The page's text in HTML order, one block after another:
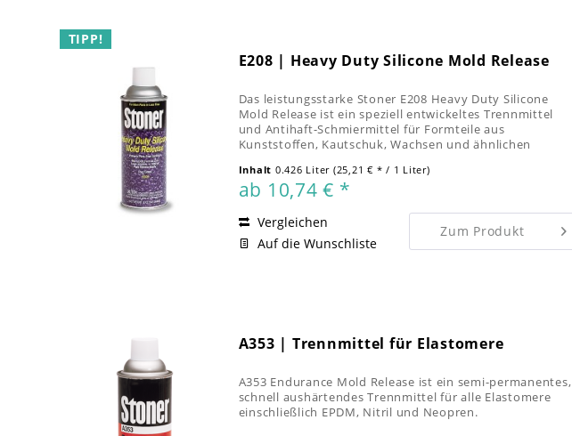
TIPP!
E208 | Heavy Duty Silicone Mold Release
Das leistungsstarke Stoner E208 Heavy Duty Silicone
Mold Release ist ein speziell entwickeltes Trennmittel
und Antihaft-Schmiermittel für Formteile aus
Kunststoffen, Kautschuk, Wachsen und ähnlichen
Inhalt 0.426 Liter (25,21 € * / 1 Liter)
ab 10,74 € *
Zum Produkt
Vergleichen
Auf die Wunschliste
A353 | Trennmittel für Elastomere
A353 Endurance Mold Release ist ein semi-permanentes,
schnell aushärtendes Trennmittel für alle Elastomere
einschließlich EPDM, Nitril und Neopren.